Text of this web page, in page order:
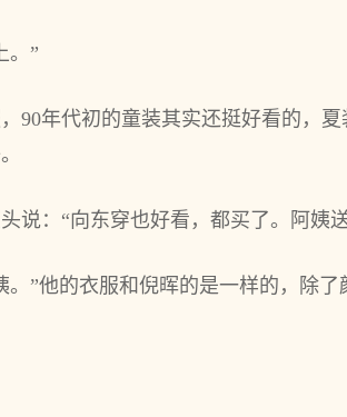
。”
90年代初的童装其实还挺好看的，
说：“向东穿也好看，都买了。阿姨
。”他的衣服和倪晖的是一样的，除